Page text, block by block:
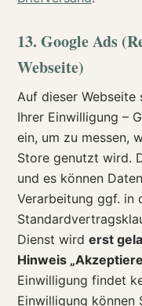
13. Google Ads
Webseite)
Auf dieser Webseite
Ihrer Einwilligung –
ein, um zu messen,
Store genutzt wird.
und es können
Verarbeitung ggf. in
Dienst wird erst
Hinweis
Einwilligung findet
Einwilligung können